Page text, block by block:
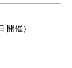
開催）